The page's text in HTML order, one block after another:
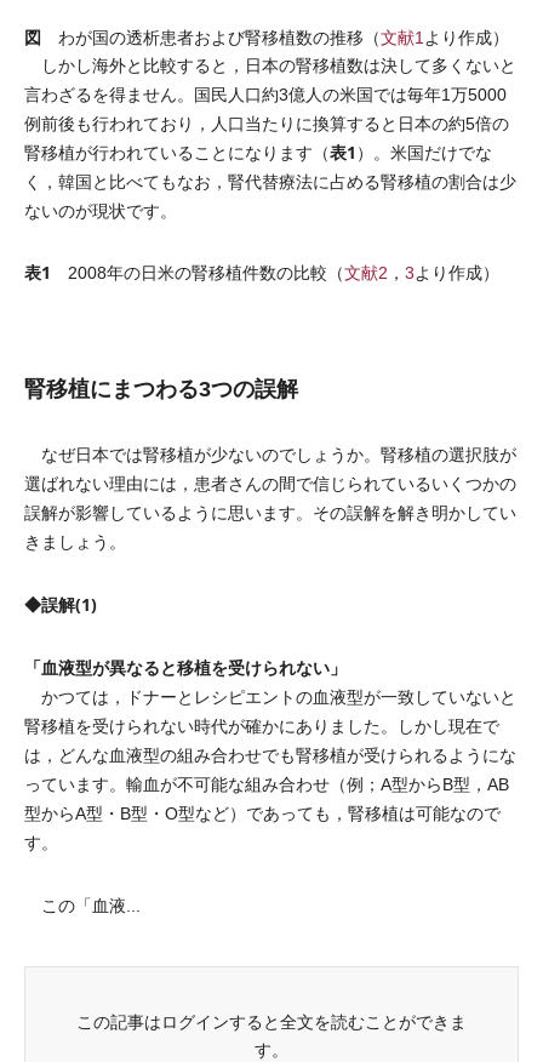
図 わが国の透析患者および腎移植数の推移（文献1 より作成）
しかし海外と比較すると，日本の腎移植数は決して多くないと
言わざるを得ません。国民人口約3億人の米国では毎年1万5000
例前後も行われており，人口当たりに換算すると日本の約5倍の
腎移植が行われていることになります（表1 ）。米国だけでな
く，韓国と比べてもなお，腎代替療法に占める腎移植の割合は少
ないのが現状です。
表1 2008年の日米の腎移植件数の比較（文献2 ， 3より作成）
腎移植にまつわる3つの誤解
なぜ日本では腎移植が少ないのでしょうか。腎移植の選択肢が
選ばれない理由には，患者さんの間で信じられているいくつかの
誤解が影響しているように思います。その誤解を解き明かしてい
きましょう。
◆誤解(1)
「血液型が異なると移植を受けられない」
かつては，ドナーとレシピエントの血液型が一致していないと
腎移植を受けられない時代が確かにありました。しかし現在で
は，どんな血液型の組み合わせでも腎移植が受けられるようにな
っています。輸血が不可能な組み合わせ（例；A型からB型，AB
型からA型・B型・O型など）であっても，腎移植は可能なので
す。
この「血液...
この記事はログインすると全文を読むことができま
す。